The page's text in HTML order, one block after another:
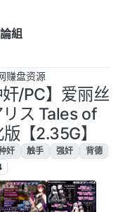
組
赚盘资源
奸/PC】爱丽丝
ス Tales of
【2.35G】
奸 触手 强奸
背德